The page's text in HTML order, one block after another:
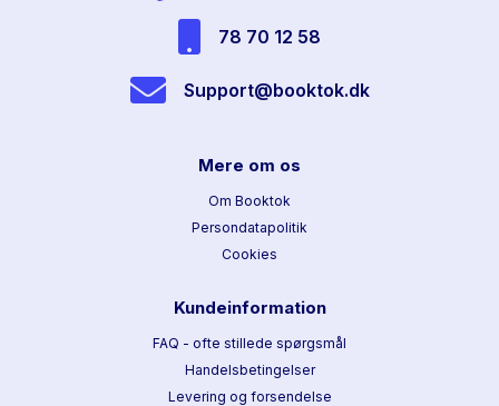
78 70 12 58
Support@booktok.dk
Mere om os
Om Booktok
Persondatapolitik
Cookies
Kundeinformation
FAQ - ofte stillede spørgsmål
Handelsbetingelser
Levering og forsendelse